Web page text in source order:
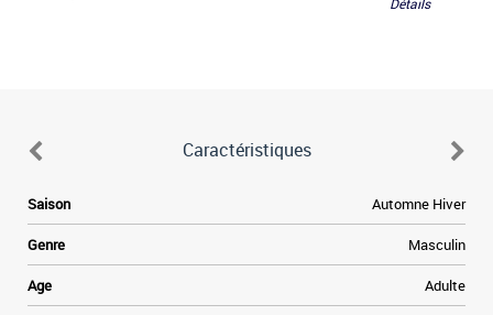
Caractéristiques
Saison Automne Hiver
Genre Masculin
Age Adulte